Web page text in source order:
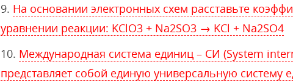
На основании электронных схем расставьте
уравнении реакции: KClO3 + Na2SO3 → KCl + Na2SO4
Международная система единиц – СИ (System
представляет собой единую универсальную систему